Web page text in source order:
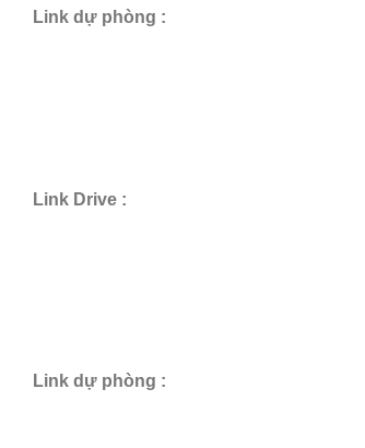
Link dự phòng :
Link Drive :
Link dự phòng :